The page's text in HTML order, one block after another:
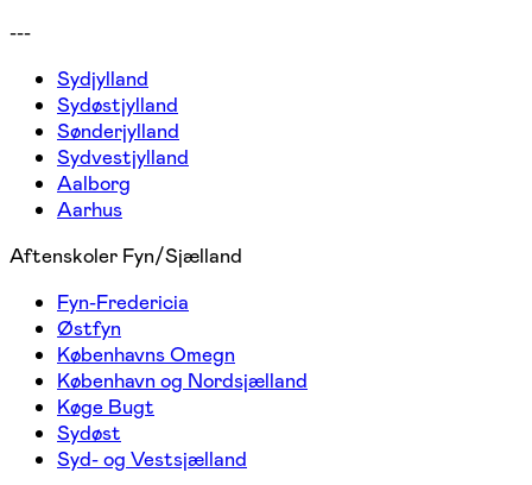
---
Sydjylland
Sydøstjylland
Sønderjylland
Sydvestjylland
Aalborg
Aarhus
Aftenskoler Fyn/Sjælland
Fyn-Fredericia
Østfyn
Københavns Omegn
København og Nordsjælland
Køge Bugt
Sydøst
Syd- og Vestsjælland